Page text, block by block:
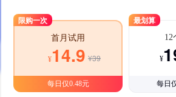
限购一次
首月试用
¥14.9 ¥39
每日仅0.48元
最划算
12
¥
每日